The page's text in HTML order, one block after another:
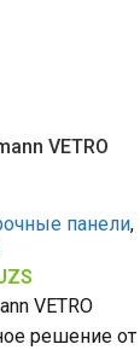
VETRO
панели,
VETRO
решение от